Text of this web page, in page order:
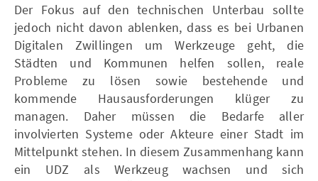
Der Fokus auf den technischen Unterbau sollte
jedoch nicht davon ablenken, dass es bei Urbanen
Digitalen Zwillingen um Werkzeuge geht, die
Städten und Kommunen helfen sollen, reale
Probleme zu lösen sowie bestehende und
kommende Hausausforderungen klüger zu
managen. Daher müssen die Bedarfe aller
involvierten Systeme oder Akteure einer Stadt im
Mittelpunkt stehen. In diesem Zusammenhang kann
ein UDZ als Werkzeug wachsen und sich